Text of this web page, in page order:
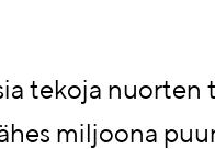
tekoja nuorten
miljoona